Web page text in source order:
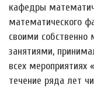
кафедры
математического
своими
занятиями,
всех мероприятиях
течение ряда лет